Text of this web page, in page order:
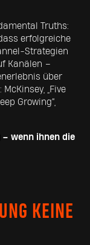
Truths:
erfolgreiche
Strategien
Kanälen –
über
„Five
Growing“,
– wenn ihnen die
KEINE